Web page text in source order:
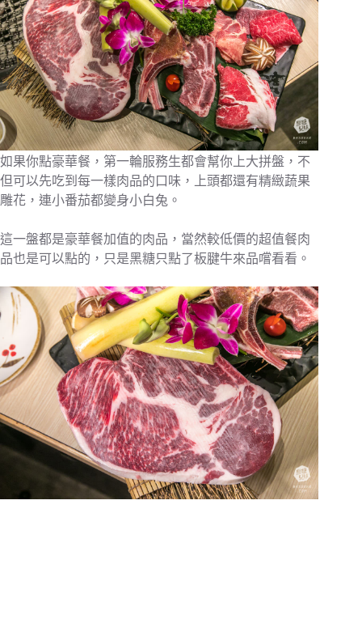
如果你點豪華餐，第一輪服務生都會幫你上大拼盤，不
但可以先吃到每一樣肉品的口味，上頭都還有精緻蔬果
雕花，連小番茄都變身小白兔。
這一盤都是豪華餐加值的肉品，當然較低價的超值餐肉
品也是可以點的，只是黑糖只點了板腱牛來品嚐看看。